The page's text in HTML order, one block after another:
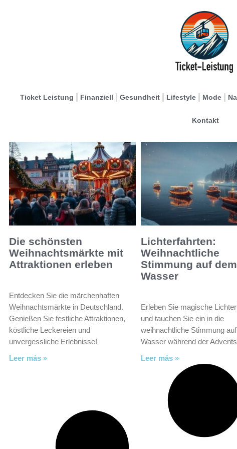
Ticket Leistung Finanziell Gesundheit Lifestyle Mode
Kontakt
Die schönsten
Weihnachtsmärkte mit
Attraktionen erleben
Entdecken Sie die märchenhaften
Weihnachtsmärkte in Deutschland.
Genießen Sie festliche Attraktionen,
köstliche Leckereien und
unvergessliche Erlebnisse!
Leer más »
Lichterfahrten:
Weihnachtliche
Stimmung auf dem
Wasser
Erleben Sie magische
und tauchen Sie ein in die
weihnachtliche Stimmung
Wasser während der
Leer más »